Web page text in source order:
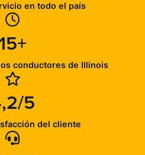
en todo el país
conductores de Illinois
5
del cliente